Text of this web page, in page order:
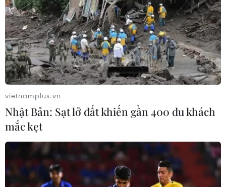
vietnamplus.vn
Nhật Bản: Sạt lở đất khiến gần 400 du khách
mắc kẹt